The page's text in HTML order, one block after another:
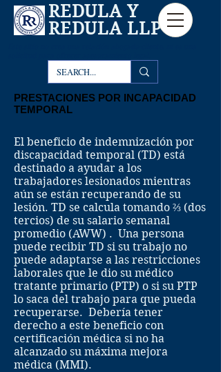
REDULA Y
REDULA LLP
PRESTACIONES POR INCAPACIDAD
TEMPORAL
El beneficio de indemnización por
discapacidad temporal (TD) está
destinado a ayudar a los
trabajadores lesionados mientras
aún se están recuperando de su
lesión. TD se calcula tomando ⅔ (dos
tercios) de su salario semanal
promedio (AWW) . Una persona
puede recibir TD si su trabajo no
puede adaptarse a las restricciones
laborales que le dio su médico
tratante primario (PTP) o si su PTP
lo saca del trabajo para que pueda
recuperarse. Debería tener
derecho a este beneficio con
certificación médica si no ha
alcanzado su máxima mejora
médica (MMI).